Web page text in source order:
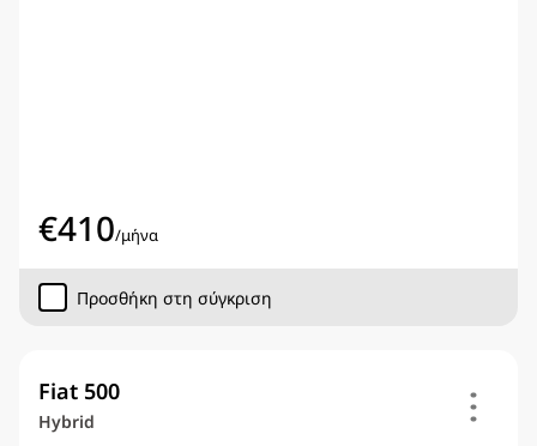
€410/μήνα
Προσθήκη στη σύγκριση
Fiat 500
Hybrid